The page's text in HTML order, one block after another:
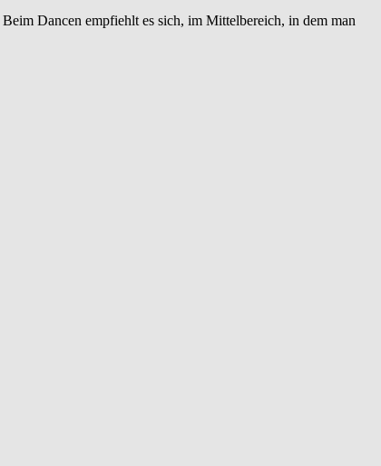
Beim Dancen empfiehlt es sich, im Mittelbereich, in dem man